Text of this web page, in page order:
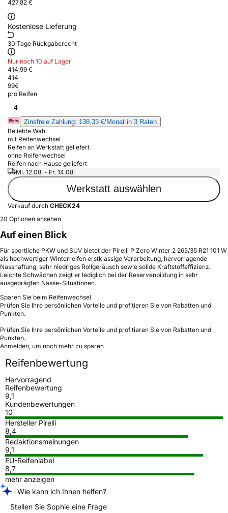
427,82 €
Kostenlose Lieferung
30 Tage Rückgaberecht
Nur noch 10 auf Lager
414,99 €
414
99€
pro Reifen
4
Zinsfreie Zahlung: 138,33 €/Monat in 3 Raten
Beliebte Wahl
mit Reifenwechsel
Reifen an Werkstatt geliefert
ohne Reifenwechsel
Reifen nach Hause geliefert
Mi. 12.08. - Fr. 14.08.
Werkstatt auswählen
Verkauf durch CHECK24
20 Optionen ansehen
Auf einen Blick
Für sportliche PKW und SUV bietet der Pirelli P Zero Winter 2 265/35 R21 101 W
als hochwertiger Winterreifen erstklassige Verarbeitung, hervorragende
Nasshaftung, sehr niedriges Rollgeräusch sowie solide Kraftstoffeffizienz.
Leichte Schwächen zeigt er lediglich bei der Reservenbildung in sehr
ausgeprägten Nässe-Situationen.
Sparen Sie beim Reifenwechsel
Prüfen Sie Ihre persönlichen Vorteile und profitieren Sie von Rabatten und
Punkten.
Prüfen Sie Ihre persönlichen Vorteile und profitieren Sie von Rabatten und
Punkten.
Anmelden, um noch mehr zu sparen
Reifenbewertung
Hervorragend
Reifenbewertung
9,1
Kundenbewertungen
10
Hersteller Pirelli
8,4
Redaktionsmeinungen
9,1
EU-Reifenlabel
8,7
mehr anzeigen
Wie kann ich Ihnen helfen?
Stellen Sie Sophie eine Frage